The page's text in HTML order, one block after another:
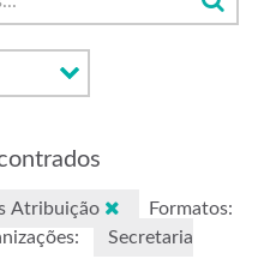
Atribuição
Formatos:
Secretaria